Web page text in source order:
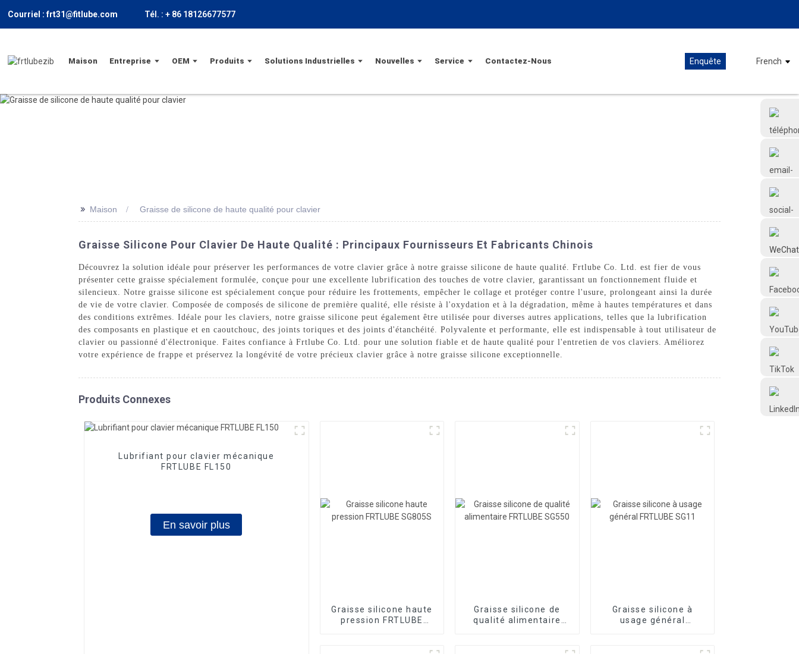
Courriel : frt31@fitlube.com Tél. : + 86 18126677577
Maison Entreprise OEM Produits Solutions Industrielles Nouvelles Service Contactez-Nous Enquête French
>> Maison Graisse de silicone de haute qualité pour clavier
Graisse Silicone Pour Clavier De Haute Qualité : Principaux Fournisseurs Et Fabricants Chinois
Découvrez la solution idéale pour préserver les performances de votre clavier grâce à notre graisse silicone de haute qualité. Frtlube Co. Ltd. est fier de vous
présenter cette graisse spécialement formulée, conçue pour une excellente lubrification des touches de votre clavier, garantissant un fonctionnement fluide et
silencieux. Notre graisse silicone est spécialement conçue pour réduire les frottements, empêcher le collage et protéger contre l'usure, prolongeant ainsi la durée
de vie de votre clavier. Composée de composés de silicone de première qualité, elle résiste à l'oxydation et à la dégradation, même à hautes températures et dans
des conditions extrêmes. Idéale pour les claviers, notre graisse silicone peut également être utilisée pour diverses autres applications, telles que la lubrification
des composants en plastique et en caoutchouc, des joints toriques et des joints d'étanchéité. Polyvalente et performante, elle est indispensable à tout utilisateur de
clavier ou passionné d'électronique. Faites confiance à Frtlube Co. Ltd. pour une solution fiable et de haute qualité pour l'entretien de vos claviers. Améliorez
votre expérience de frappe et préservez la longévité de votre précieux clavier grâce à notre graisse silicone exceptionnelle.
Produits Connexes
Lubrifiant pour clavier mécanique
FRTLUBE FL150
En savoir plus
Graisse silicone haute
pression FRTLUBE
Graisse silicone de
qualité alimentaire
Graisse silicone à
usage général